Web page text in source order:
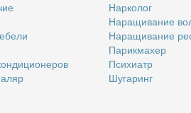
Нар­ко­лог
На­ра­щи­ва­ние
На­ра­щи­ва­ние
Па­рик­махер
Пси­хи­атр
Шу­га­ринг